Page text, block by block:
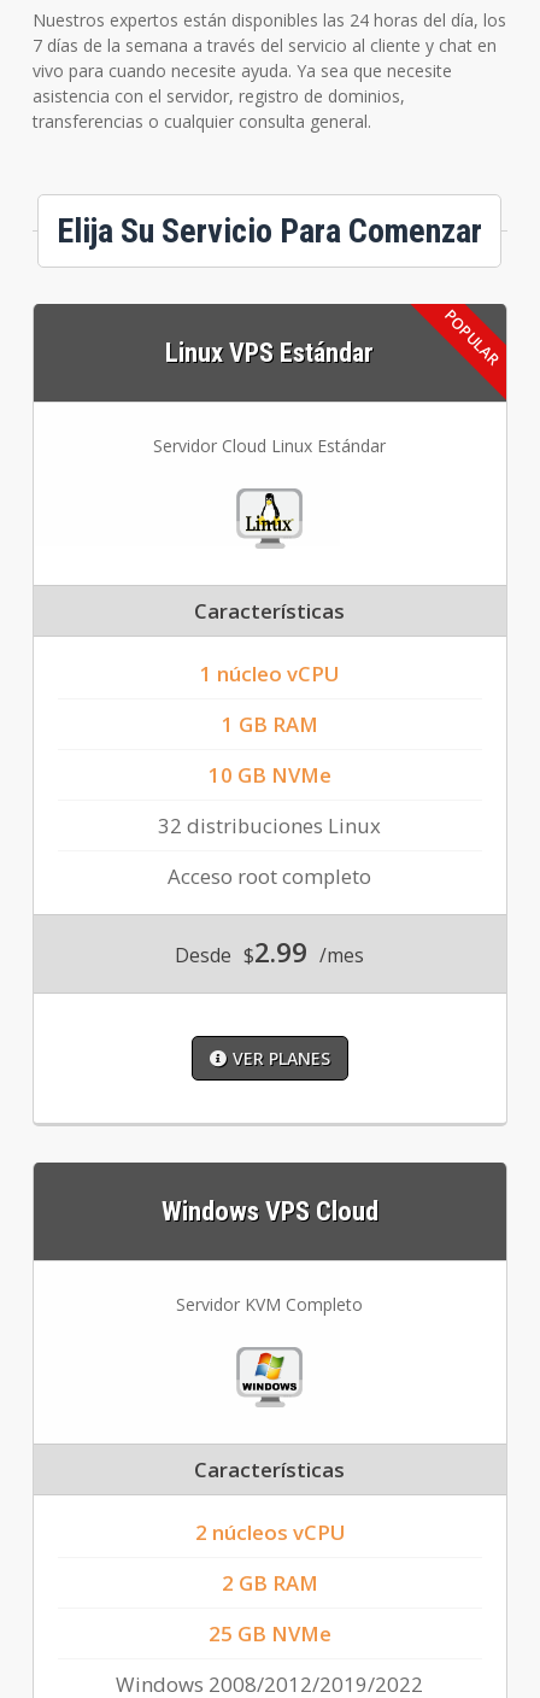
Nuestros expertos están disponibles las 24 horas del día, los
7 días de la semana a través del servicio al cliente y chat en
vivo para cuando necesite ayuda. Ya sea que necesite
asistencia con el servidor, registro de dominios,
transferencias o cualquier consulta general.
Elija Su Servicio Para Comenzar
Linux VPS Estándar
Servidor Cloud Linux Estándar
Características
1 núcleo vCPU
1 GB RAM
10 GB NVMe
32 distribuciones Linux
Acceso root completo
Desde $2.99 /mes
VER PLANES
Windows VPS Cloud
Servidor KVM Completo
Características
2 núcleos vCPU
2 GB RAM
25 GB NVMe
Windows 2008/2012/2019/2022